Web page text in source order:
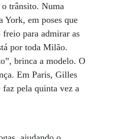
trânsito. Numa
York, em poses que
para admirar as
por toda Milão.
brinca a modelo. O
Em Paris, Gilles
pela quinta vez a